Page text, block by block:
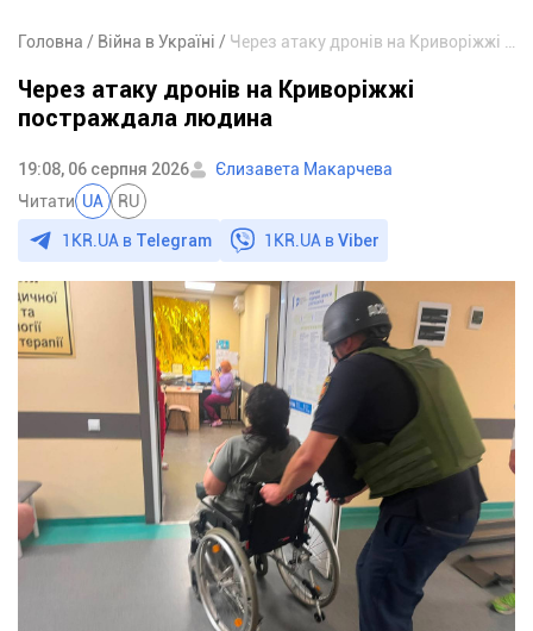
Головна Війна в Україні Через атаку дронів на Криворіжжі постраждала людина
Через атаку дронів на Криворіжжі
постраждала людина
19:08, 06 серпня 2026
Єлизавета Макарчева
Читати UA RU
1KR.UA в Telegram 1KR.UA вViber